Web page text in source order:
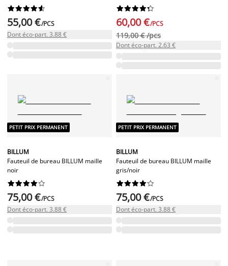






55,00 €/PCS
Dont éco-part. 3.88 €






60,00 €/PCS
119,00 € /pcs
Dont éco-part. 2.63 €
PETIT PRIX PERMANENT
BILLUM
Fauteuil de bureau BILLUM maille
noir






75,00 €/PCS
Dont éco-part. 3.88 €
PETIT PRIX PERMANENT
BILLUM
Fauteuil de bureau BILLUM maille
gris/noir






75,00 €/PCS
Dont éco-part. 3.88 €